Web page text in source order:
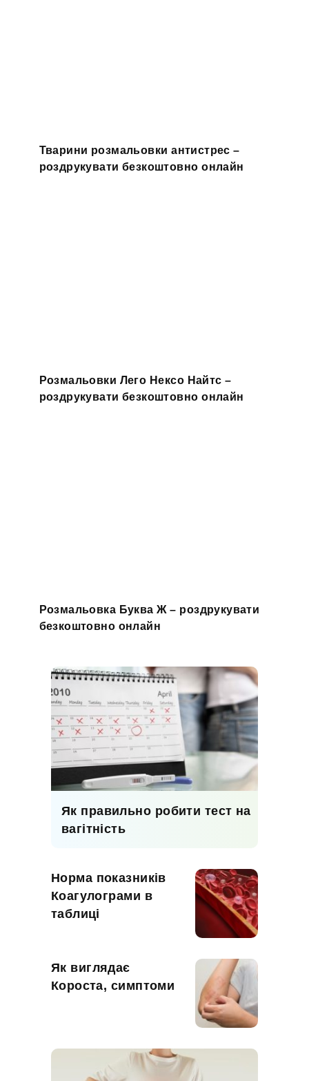
Тварини розмальовки антистрес –
роздрукувати безкоштовно онлайн
Розмальовки Лего Нексо Найтс –
роздрукувати безкоштовно онлайн
Розмальовка Буква Ж – роздрукувати
безкоштовно онлайн
Як правильно робити тест на
вагітність
Норма показників
Коагулограми в
таблиці
Як виглядає
Короста, симптоми